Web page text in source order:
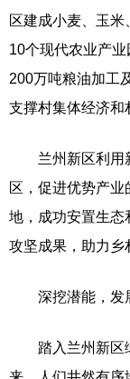
区建成小麦、玉米
10个现代农业产业
200万吨粮油加工
支撑村集体经济和
兰州新区利用新
区，促进优势产业
地，成功安置生态
攻坚成果，助力乡
深挖潜能，发
踏入兰州新区绿